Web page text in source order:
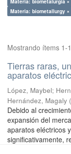
Materia: biometallurgy ×
Mostrando ítems 1-
Tierras raras,
aparatos
López, Maybel;
Hernández, Magaly (
Debido al
expansión del
aparatos eléctricos
significativamente,